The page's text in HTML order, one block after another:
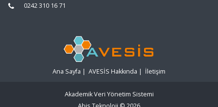
0242 310 16 71
Ana Sayfa | AVESİS Hakkında | İletişim
Akademik Veri Yönetim Sistemi